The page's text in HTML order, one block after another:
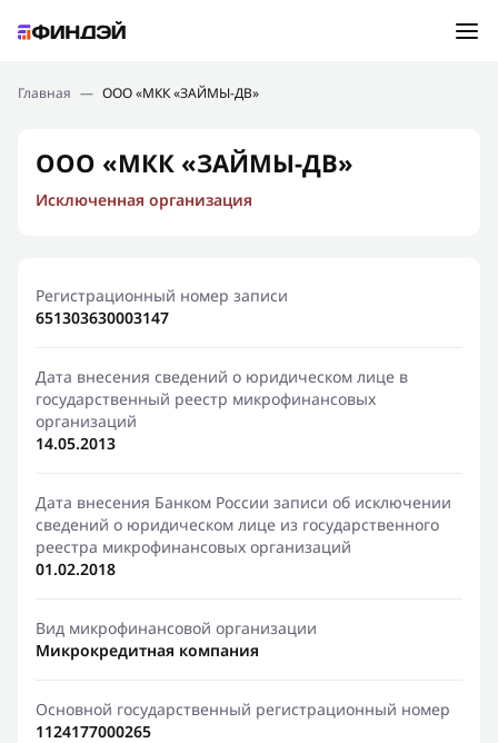
Подбор займа
Новости
Финансовое просвещение
Главная — ООО «МКК «ЗАЙМЫ-ДВ»
ООО «МКК «ЗАЙМЫ-ДВ»
Исключенная организация
Регистрационный номер записи
651303630003147
Дата внесения сведений о юридическом лице в
государственный реестр микрофинансовых
организаций
14.05.2013
Дата внесения Банком России записи об исключении
сведений о юридическом лице из государственного
реестра микрофинансовых организаций
01.02.2018
Вид микрофинансовой организации
Микрокредитная компания
Основной государственный регистрационный номер
1124177000265
Ошибка:Контактная форма не найдена.
Спасибо, что написали нам
Мы свяжемся с Вами в ближайшее время и сообщим
результат
Отправить новый запрос